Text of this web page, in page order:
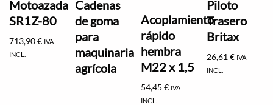
Motoazada
SR1Z-80
713,90€ IVA
INCL.
Cadenas
de goma
para
maquinaria
agrícola
Acoplamiento
rápido
hembra
M22 x 1,5
54,45€ IVA
INCL.
Piloto
Trasero
Britax
26,61€ IVA
INCL.